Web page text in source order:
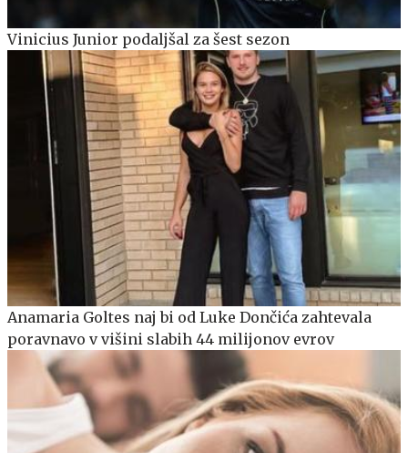
Vinicius Junior podaljšal za šest sezon
Anamaria Goltes naj bi od Luke Dončića zahtevala
poravnavo v višini slabih 44 milijonov evrov